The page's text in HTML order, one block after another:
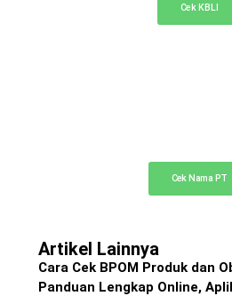
Cek KBLI
Cek Nama PT
Artikel Lainnya
Cara Cek BPOM Produk dan
Panduan Lengkap Online,